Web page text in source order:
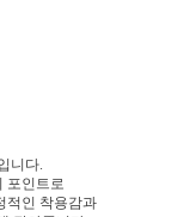
니다.
포인트로
적인 착용감과